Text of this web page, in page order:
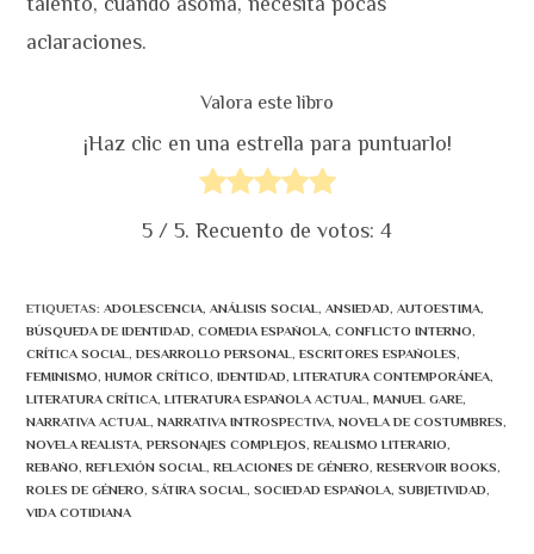
aclaraciones.
Valora este libro
¡Haz clic en una estrella para puntuarlo!
5 / 5. Recuento de votos: 4
ETIQUETAS:ADOLESCENCIA, ANÁLISIS SOCIAL , ANSIEDAD, AUTOESTIMA,
BÚSQUEDA DE IDENTIDAD, COMEDIA ESPAÑOLA, CONFLICTO INTERNO,
CRÍTICA SOCIAL , DESARROLLO PERSONAL , ESCRITORES ESPAÑOLES,
FEMINISMO, HUMOR CRÍTICO, IDENTIDAD, LITERATURA CONTEMPORÁNEA,
LITERATURA CRÍTICA, LITERATURA ESPAÑOLA ACTUAL , MANUEL GARE,
NARRATIVA ACTUAL , NARRATIVA INTROSPECTIVA, NOVELA DE COSTUMBRES,
NOVELA REALISTA, PERSONAJES COMPLEJOS, REALISMO LITERARIO,
REBAÑO, REFLEXIÓN SOCIAL , RELACIONES DE GÉNERO, RESERVOIR BOOKS,
ROLES DE GÉNERO, SÁTIRA SOCIAL , SOCIEDAD ESPAÑOLA, SUBJETIVIDAD,
VIDA COTIDIANA